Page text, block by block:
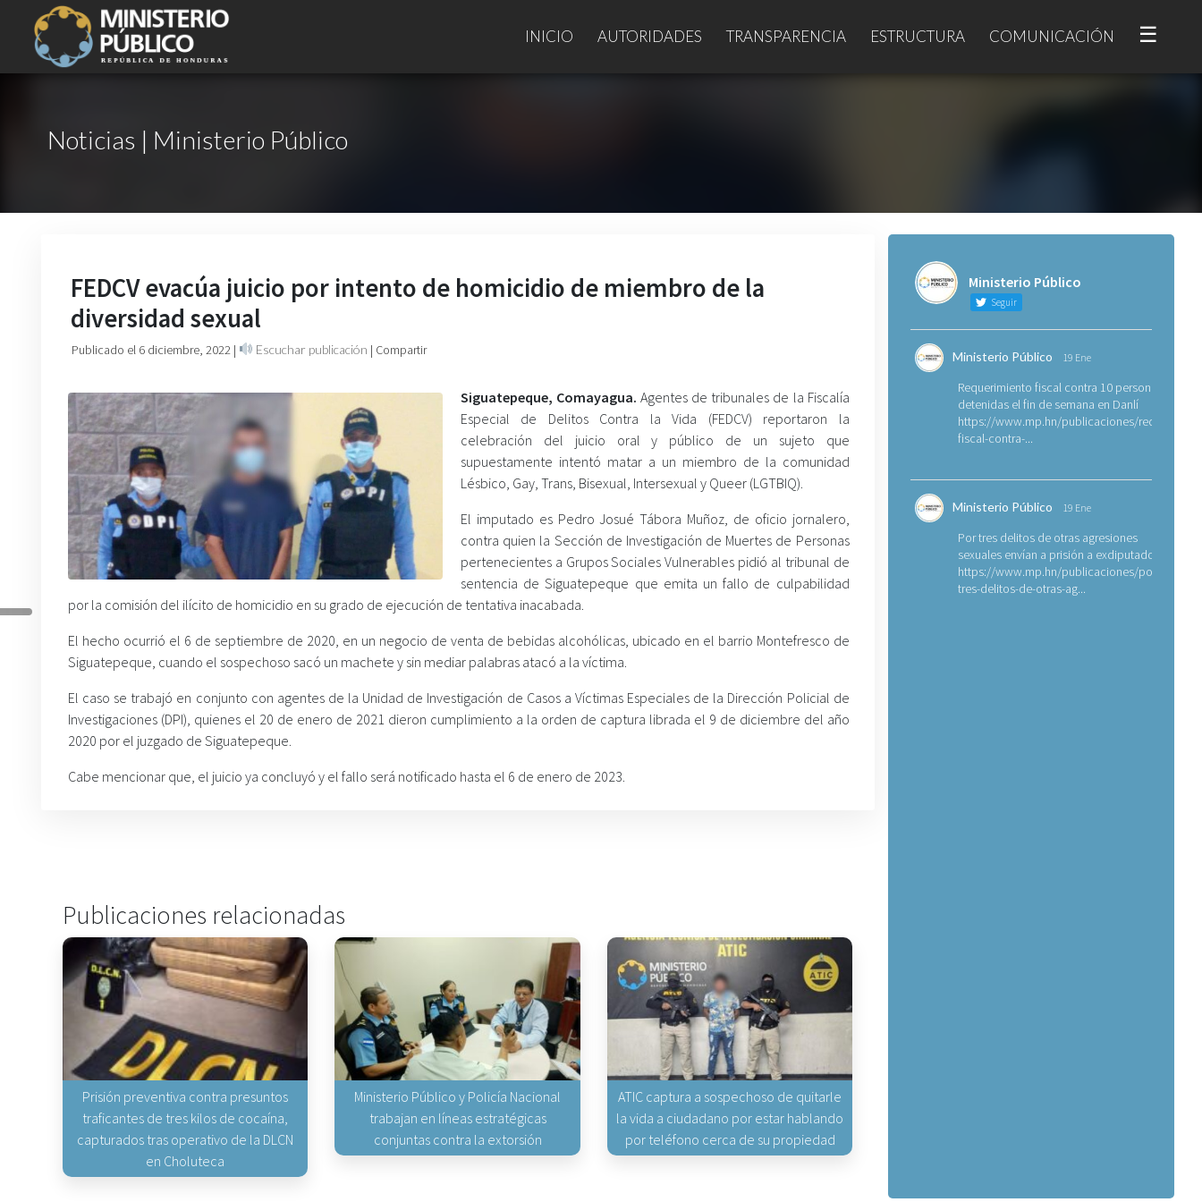
INICIO AUTORIDADES TRANSPARENCIA ESTRUCTURA COMUNICACIÓN ☰
Noticias | Ministerio Público
FEDCV evacúa juicio por intento de homicidio de miembro de la
diversidad sexual
Publicado el 6 diciembre, 2022 | Escuchar publicación | Compartir
Siguatepeque, Comayagua. Agentes de tribunales de la Fiscalía
Especial de Delitos Contra la Vida (FEDCV) reportaron la
celebración del juicio oral y público de un sujeto que
supuestamente intentó matar a un miembro de la comunidad
Lésbico, Gay, Trans, Bisexual, Intersexual y Queer (LGTBIQ).
El imputado es Pedro Josué Tábora Muñoz, de oficio jornalero,
contra quien la Sección de Investigación de Muertes de Personas
pertenecientes a Grupos Sociales Vulnerables pidió al tribunal de
sentencia de Siguatepeque que emita un fallo de culpabilidad
por la comisión del ilícito de homicidio en su grado de ejecución de tentativa inacabada.
El hecho ocurrió el 6 de septiembre de 2020, en un negocio de venta de bebidas alcohólicas, ubicado en el barrio Montefresco de
Siguatepeque, cuando el sospechoso sacó un machete y sin mediar palabras atacó a la víctima.
El caso se trabajó en conjunto con agentes de la Unidad de Investigación de Casos a Víctimas Especiales de la Dirección Policial de
Investigaciones (DPI), quienes el 20 de enero de 2021 dieron cumplimiento a la orden de captura librada el 9 de diciembre del año
2020 por el juzgado de Siguatepeque.
Cabe mencionar que, el juicio ya concluyó y el fallo será notificado hasta el 6 de enero de 2023.
Publicaciones relacionadas
Prisión preventiva contra presuntos
traficantes de tres kilos de cocaína,
capturados tras operativo de la DLCN
en Choluteca
Ministerio Público y Policía Nacional
trabajan en líneas estratégicas
conjuntas contra la extorsión
ATIC captura a sospechoso de quitarle
la vida a ciudadano por estar hablando
por teléfono cerca de su propiedad
Ministerio Público
Seguir
Ministerio Público 19 Ene
Requerimiento fiscal contra 10 personas
detenidas el fin de semana en Danlí
https://www.mp.hn/publicaciones/
fiscal-contra-...
Ministerio Público 19 Ene
Por tres delitos de otras agresiones
sexuales envían a prisión a exdiputado
https://www.mp.hn/publicaciones/por-
tres-delitos-de-otras-ag...